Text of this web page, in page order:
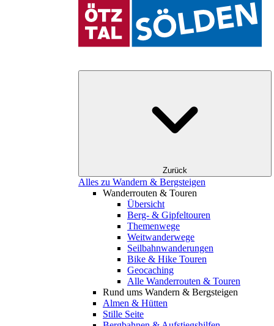
Zurück
Alles zu Wandern & Bergsteigen
Wanderrouten & Touren
Übersicht
Berg- & Gipfeltouren
Themenwege
Weitwanderwege
Seilbahnwanderungen
Bike & Hike Touren
Geocaching
Alle Wanderrouten & Touren
Rund ums Wandern & Bergsteigen
Almen & Hütten
Stille Seite